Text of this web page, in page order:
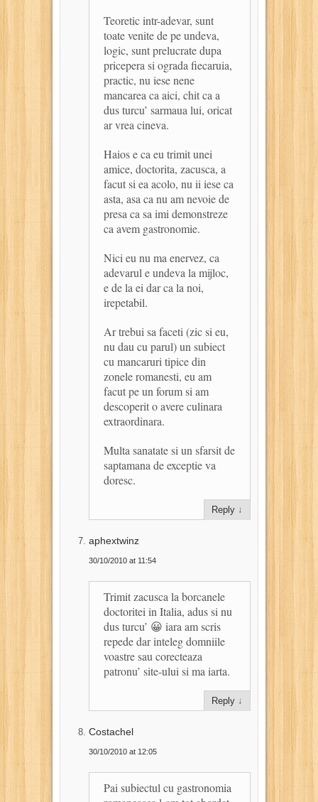
Teoretic intr-adevar, sunt
toate venite de pe undeva,
logic, sunt prelucrate dupa
pricepera si ograda fiecaruia,
practic, nu iese nene
mancarea ca aici, chit ca a
dus turcu’ sarmaua lui, oricat
ar vrea cineva.
Haios e ca eu trimit unei
amice, doctorita, zacusca, a
facut si ea acolo, nu ii iese ca
asta, asa ca nu am nevoie de
presa ca sa imi demonstreze
ca avem gastronomie.
Nici eu nu ma enervez, ca
adevarul e undeva la mijloc,
e de la ei dar ca la noi,
irepetabil.
Ar trebui sa faceti (zic si eu,
nu dau cu parul) un subiect
cu mancaruri tipice din
zonele romanesti, eu am
facut pe un forum si am
descoperit o avere culinara
extraordinara.
Multa sanatate si un sfarsit de
saptamana de exceptie va
doresc.
Reply ↓
aphextwinz
30/10/2010 at 11:54
Trimit zacusca la borcanele
doctoritei in Italia, adus si nu
dus turcu’ 😀 iara am scris
repede dar inteleg domniile
voastre sau corecteaza
patronu’ site-ului si ma iarta.
Reply ↓
Costachel
30/10/2010 at 12:05
Pai subiectul cu gastronomia